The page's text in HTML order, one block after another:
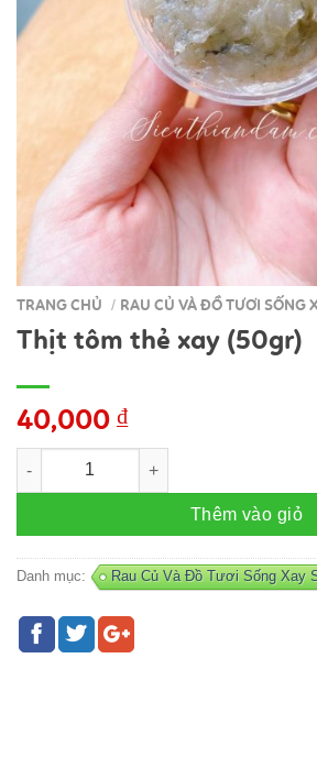
TRANG CHỦ / RAU CỦ VÀ ĐỒ TƯƠI SỐNG
Thịt tôm thẻ xay (50gr)
40,000 ₫
Thịt tôm thẻ xay (50gr) số lượng
Thêm vào giỏ
Danh mục: Rau Củ Và Đồ Tươi Sống Xay